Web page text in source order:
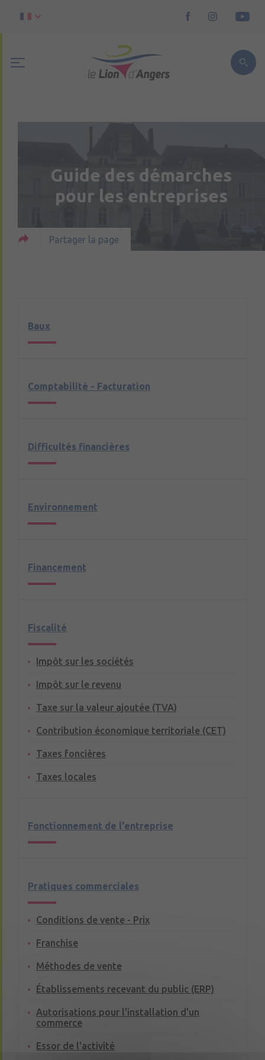
Guide des démarches
pour les entreprises
Partager la page
Baux
Comptabilité - Facturation
Difficultés financières
Environnement
Financement
Fiscalité
Impôt sur les sociétés
Impôt sur le revenu
Taxe sur la valeur ajoutée (TVA)
Contribution économique territoriale (CET)
Taxes foncières
Taxes locales
Fonctionnement de l'entreprise
Pratiques commerciales
Conditions de vente - Prix
Franchise
Méthodes de vente
Établissements recevant du public (ERP)
Autorisations pour l'installation d'un
commerce
Essor de l'activité